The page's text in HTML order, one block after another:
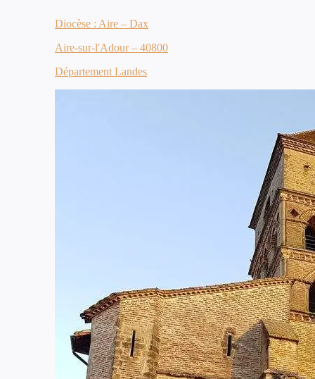
Diocèse : Aire – Dax
Aire-sur-l'Adour – 40800
Département Landes